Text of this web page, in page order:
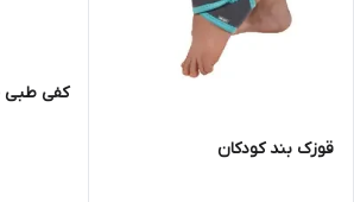
قوزک بند کودکان
کفی طبی